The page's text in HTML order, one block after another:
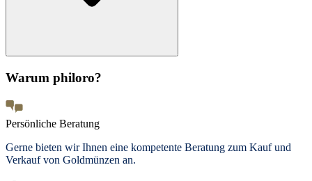
Warum philoro?
Persönliche Beratung
Gerne bieten wir Ihnen eine kompetente Beratung zum Kauf und
Verkauf von Goldmünzen an.